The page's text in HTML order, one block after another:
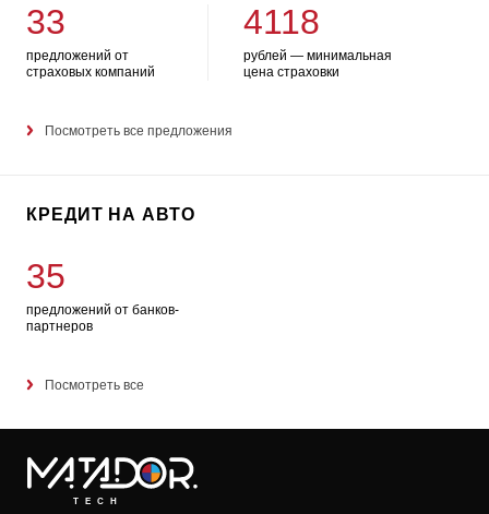
33
предложений от
страховых компаний
4118
рублей — минимальная
цена страховки
Посмотреть все предложения
КРЕДИТ НА АВТО
35
предложений от банков-
партнеров
Посмотреть все
TECH